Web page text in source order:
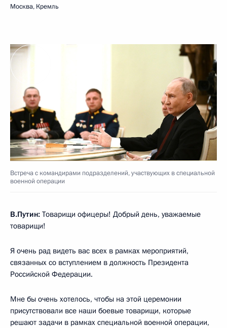
Москва, Кремль
Встреча с командирами подразделений, участвующих в специальной
военной операции
В.Путин: Товарищи офицеры! Добрый день, уважаемые
товарищи!
Я очень рад видеть вас всех в рамках мероприятий,
связанных со вступлением в должность Президента
Российской Федерации.
Мне бы очень хотелось, чтобы на этой церемонии
присутствовали все наши боевые товарищи, которые
решают задачи в рамках специальной военной операции,